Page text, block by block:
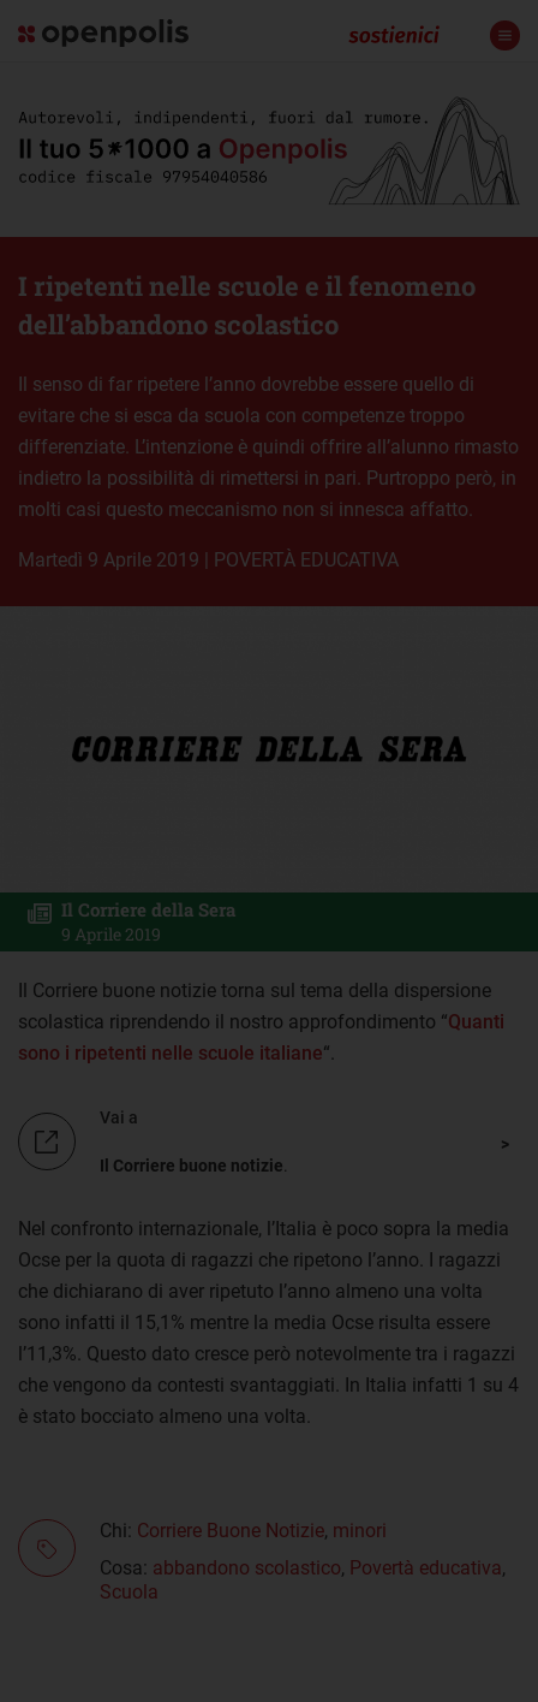
I ripetenti nelle scuole e il fenomeno
dell’abbandono scolastico
Il senso di far ripetere l’anno dovrebbe essere quello di
evitare che si esca da scuola con competenze troppo
differenziate. L’intenzione è quindi offrire all’alunno rimasto
indietro la possibilità di rimettersi in pari. Purtroppo però, in
molti casi questo meccanismo non si innesca affatto.
martedì 9 Aprile 2019 | POVERTÀ EDUCATIVA
Il Corriere della Sera
9 Aprile 2019
Il Corriere buone notizie torna sul tema della dispersione
scolastica riprendendo il nostro approfondimento “Quanti
sono i ripetenti nelle scuole italiane“.
Vai a
Il Corriere buone notizie
Nel confronto internazionale, l’Italia è poco sopra la media
Ocse per la quota di ragazzi che ripetono l’anno. I ragazzi
che dichiarano di aver ripetuto l’anno almeno una volta
sono infatti il 15,1% mentre la media Ocse risulta essere
l’11,3%. Questo dato cresce però notevolmente tra i ragazzi
che vengono da contesti svantaggiati. In Italia infatti 1 su 4
è stato bocciato almeno una volta.
Chi: Corriere Buone Notizie, minori
Cosa: abbandono scolastico, Povertà educativa,
Scuola